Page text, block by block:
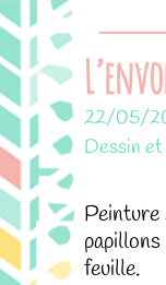
22/05/
Dessin
Peinture
feuille.